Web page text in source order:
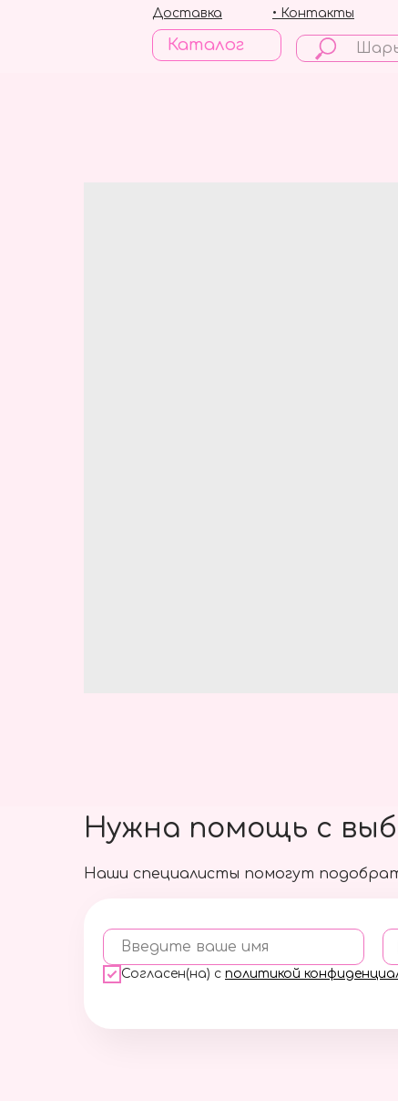
Каталог
• Контакты
Доставка
Наши специалисты помогут
Введите ваше имя
Согласен(на) с политикой
Нужна помощь с